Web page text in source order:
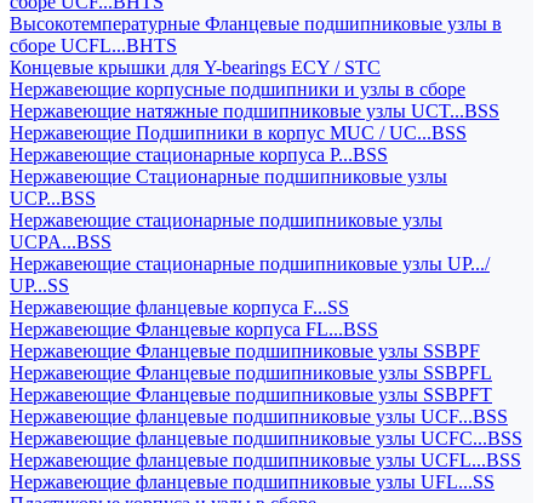
Высокотемпературные Фланцевые подшипниковые узлы в
сборе UCFL...BHTS
Концевые крышки для Y-bearings ECY / STC
Нержавеющие корпусные подшипники и узлы в сборе
Нержавеющие натяжные подшипниковые узлы UCT...BSS
Нержавеющие Подшипники в корпус MUC / UC...BSS
Нержавеющие стационарные корпуса P...BSS
Нержавеющие Стационарные подшипниковые узлы
UCP...BSS
Нержавеющие стационарные подшипниковые узлы
UCPA...BSS
Нержавеющие стационарные подшипниковые узлы UP.../
UP...SS
Нержавеющие фланцевые корпуса F...SS
Нержавеющие Фланцевые корпуса FL...BSS
Нержавеющие Фланцевые подшипниковые узлы SSBPF
Нержавеющие Фланцевые подшипниковые узлы SSBPFL
Нержавеющие Фланцевые подшипниковые узлы SSBPFT
Нержавеющие фланцевые подшипниковые узлы UCF...BSS
Нержавеющие фланцевые подшипниковые узлы UCFC...BSS
Нержавеющие фланцевые подшипниковые узлы UCFL...BSS
Нержавеющие фланцевые подшипниковые узлы UFL...SS